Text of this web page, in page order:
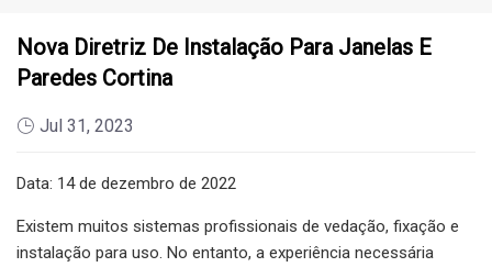
Nova Diretriz De Instalação Para Janelas E
Paredes Cortina
Jul 31, 2023
Data: 14 de dezembro de 2022
Existem muitos sistemas profissionais de vedação, fixação e
instalação para uso. No entanto, a experiência necessária